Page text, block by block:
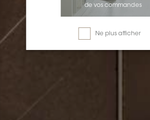
de vos commandes
Ne plus afficher